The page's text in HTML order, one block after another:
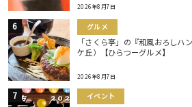
2026年8月7日
グルメ
「さくら亭」の『和風おろしハ
ケ丘）【ひらつーグルメ】
2026年8月7日
イベント